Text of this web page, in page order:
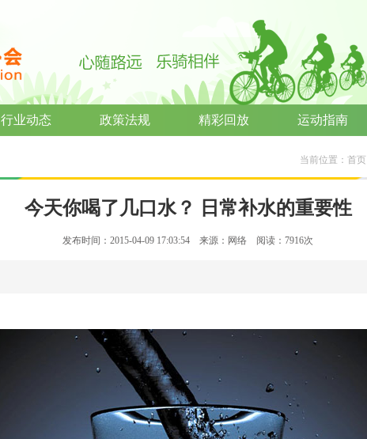
行业动态 政策法规 精彩回放 运动指南
当前位置： 首页
今天你喝了几口水？ 日常补水的重要性
发布时间：2015-04-09 17:03:54 来源：网络 阅读： 7916次